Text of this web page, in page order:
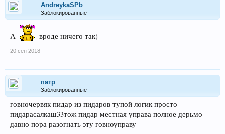
AndreykaSPb
Заблокированные
А вроде ничего так)
20 сен 2018
патр
Заблокированные
говночервяк пидар из пидаров тупой логик просто
пидарасалкаш33тож пидар местная управа полное дерьмо
давно пора разогнать эту говноуправу